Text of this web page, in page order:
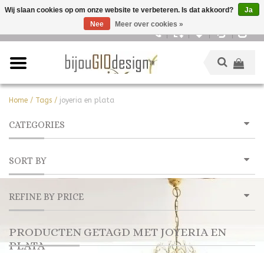
Home / Tags / joyeria en plata
CATEGORIES
SORT BY
REFINE BY PRICE
PRODUCTEN GETAGD MET JOYERIA EN
PLATA
Wij slaan cookies op om onze website te verbeteren. Is dat akkoord?
Ja
Nee
Meer over cookies »